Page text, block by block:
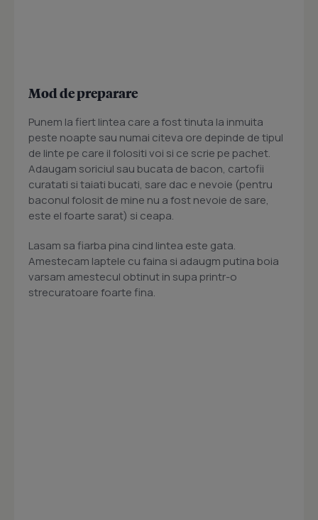
Mod de preparare
Punem la fiert lintea care a fost tinuta la inmuita
peste noapte sau numai citeva ore depinde de tipul
de linte pe care il folositi voi si ce scrie pe pachet.
Adaugam soriciul sau bucata de bacon, cartofii
curatati si taiati bucati, sare dac e nevoie (pentru
baconul folosit de mine nu a fost nevoie de sare,
este el foarte sarat) si ceapa.
Lasam sa fiarba pina cind lintea este gata.
Amestecam laptele cu faina si adaugm putina boia
varsam amestecul obtinut in supa printr-o
strecuratoare foarte fina.